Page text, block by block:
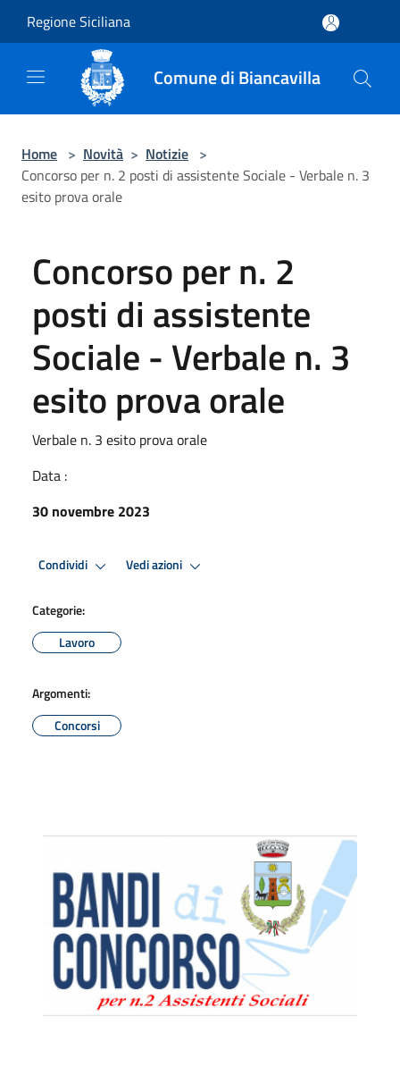
Regione Siciliana
Comune di Biancavilla
Home > Novità > Notizie >
Concorso per n. 2 posti di assistente Sociale - Verbale n. 3
esito prova orale
Concorso per n. 2
posti di assistente
Sociale - Verbale n. 3
esito prova orale
Verbale n. 3 esito prova orale
Data :
30 novembre 2023
Condividi Vedi azioni
Categorie:
Lavoro
Argomenti:
Concorsi